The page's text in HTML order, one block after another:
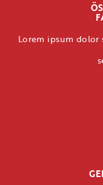
Lorem ipsum dolor